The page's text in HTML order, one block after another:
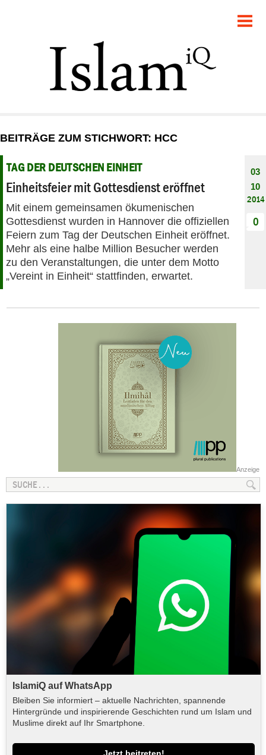
GESELLSCHAFT
STARTSEITE
DEBATTE
PANORAMA
BEITRÄGE ZUM STICHWORT: HCC
TAG DER DEUTSCHEN EINHEIT
Einheitsfeier mit Gottesdienst eröffnet
Mit einem gemeinsamen ökumenischen
Gottesdienst wurden in Hannover die offiziellen
Feiern zum Tag der Deutschen Einheit eröffnet.
Mehr als eine halbe Million Besucher werden
zu den Veranstaltungen, die unter dem Motto
„Vereint in Einheit“ stattfinden, erwartet.
03
10
2014
0
Anzeige
IslamiQ auf WhatsApp
Bleiben Sie informiert – aktuelle Nachrichten, spannende
Hintergründe und inspirierende Geschichten rund um Islam und
Muslime direkt auf Ihr Smartphone.
Jetzt beitreten!